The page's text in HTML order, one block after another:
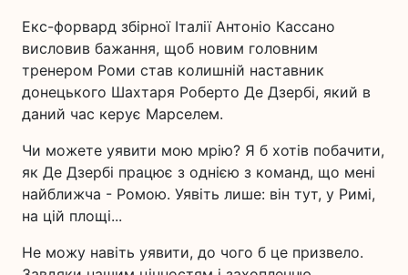
Екс-форвард збірної Італії Антоніо Кассано
висловив бажання, щоб новим головним
тренером Роми став колишній наставник
донецького Шахтаря Роберто Де Дзербі, який в
даний час керує Марселем.
Чи можете уявити мою мрію? Я б хотів побачити,
як Де Дзербі працює з однією з команд, що мені
найближча - Ромою. Уявіть лише: він тут, у Римі,
на цій площі...
Не можу навіть уявити, до чого б це призвело.